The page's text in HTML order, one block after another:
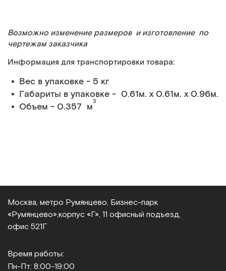
Возможно изменение размеров и изготовление по
чертежам заказчика
Информация для транспортировки товара:
Вес в упаковке - 5 кг
Габариты в упаковке - 0.61м. x 0.61м. x 0.96м.
Объем - 0.357 м3
Москва, метро Румянцево, Бизнес‑парк
«Румянцево», корпус «Г», 11 офисный подъезд,
офис 521Г
Время работы:
Пн-Пт: 8:00-19:00